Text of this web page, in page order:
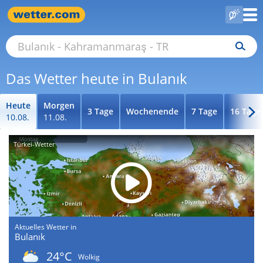
Das Wetter heute in Bulanık
Heute
10.08.
Morgen
11.08.
3 Tage Wochenende 7 Tage 16 Tage
Türkei-Wetter
Aktuelles Wetter in
Bulanık
24°C
Wolkig